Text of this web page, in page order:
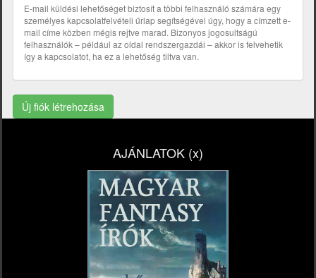
E-mail küldési lehetőséget biztosít a többi felhasználó számára egy
személyes kapcsolatfelvételi űrlap segítségével úgy, hogy a címzett e-
mail címe közben mégis rejtve marad. Bizonyos jogosultságú
felhasználók – például az oldal rendszergazdái – akkor is felvehetik
így a kapcsolatot, ha ez a lehetőség tiltva van.
Új fiók létrehozása
AJÁNLATOK (x)